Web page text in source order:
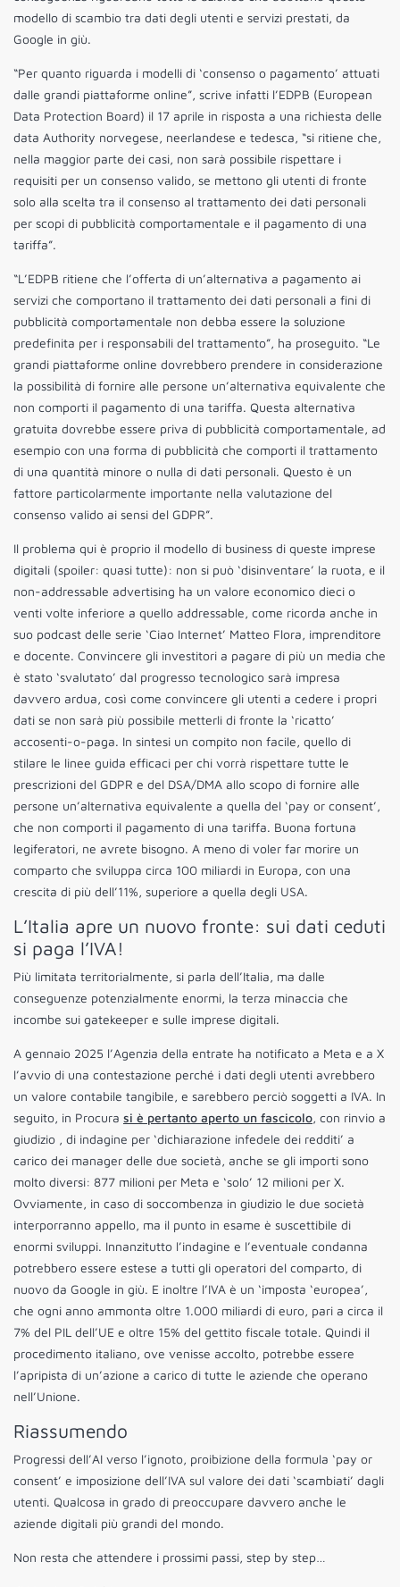
modello di scambio tra dati degli utenti e servizi prestati, da
Google in giù.
“Per quanto riguarda i modelli di ‘consenso o pagamento’ attuati
dalle grandi piattaforme online”, scrive infatti l’EDPB (European
Data Protection Board) il 17 aprile in risposta a una richiesta delle
data Authority norvegese, neerlandese e tedesca, “si ritiene che,
nella maggior parte dei casi, non sarà possibile rispettare i
requisiti per un consenso valido, se mettono gli utenti di fronte
solo alla scelta tra il consenso al trattamento dei dati personali
per scopi di pubblicità comportamentale e il pagamento di una
tariffa”.
“L’EDPB ritiene che l’offerta di un’alternativa a pagamento ai
servizi che comportano il trattamento dei dati personali a fini di
pubblicità comportamentale non debba essere la soluzione
predefinita per i responsabili del trattamento”, ha proseguito. “Le
grandi piattaforme online dovrebbero prendere in considerazione
la possibilità di fornire alle persone un’alternativa equivalente che
non comporti il pagamento di una tariffa. Questa alternativa
gratuita dovrebbe essere priva di pubblicità comportamentale, ad
esempio con una forma di pubblicità che comporti il trattamento
di una quantità minore o nulla di dati personali. Questo è un
fattore particolarmente importante nella valutazione del
consenso valido ai sensi del GDPR”.
Il problema qui è proprio il modello di business di queste imprese
digitali (spoiler: quasi tutte): non si può ‘disinventare’ la ruota, e il
non-addressable advertising ha un valore economico dieci o
venti volte inferiore a quello addressable, come ricorda anche in
suo podcast delle serie ‘Ciao Internet’ Matteo Flora, imprenditore
e docente. Convincere gli investitori a pagare di più un media che
è stato ‘svalutato’ dal progresso tecnologico sarà impresa
davvero ardua, così come convincere gli utenti a cedere i propri
dati se non sarà più possibile metterli di fronte la ‘ricatto’
accosenti-o-paga. In sintesi un compito non facile, quello di
stilare le linee guida efficaci per chi vorrà rispettare tutte le
prescrizioni del GDPR e del DSA/DMA allo scopo di fornire alle
persone un’alternativa equivalente a quella del ‘pay or consent’,
che non comporti il pagamento di una tariffa. Buona fortuna
legiferatori, ne avrete bisogno. A meno di voler far morire un
comparto che sviluppa circa 100 miliardi in Europa, con una
crescita di più dell’11%, superiore a quella degli USA.
L’Italia apre un nuovo fronte: sui dati ceduti
si paga l’IVA!
Più limitata territorialmente, si parla dell’Italia, ma dalle
conseguenze potenzialmente enormi, la terza minaccia che
incombe sui gatekeeper e sulle imprese digitali.
A gennaio 2025 l’Agenzia della entrate ha notificato a Meta e a X
l’avvio di una contestazione perché i dati degli utenti avrebbero
un valore contabile tangibile, e sarebbero perciò soggetti a IVA. In
seguito, in Procura si è pertanto aperto un fascicolo, con rinvio a
giudizio , di indagine per ‘dichiarazione infedele dei redditi’ a
carico dei manager delle due società, anche se gli importi sono
molto diversi: 877 milioni per Meta e ‘solo’ 12 milioni per X.
Ovviamente, in caso di soccombenza in giudizio le due società
interporranno appello, ma il punto in esame è suscettibile di
enormi sviluppi. Innanzitutto l’indagine e l’eventuale condanna
potrebbero essere estese a tutti gli operatori del comparto, di
nuovo da Google in giù. E inoltre l’IVA è un ‘imposta ‘europea’,
che ogni anno ammonta oltre 1.000 miliardi di euro, pari a circa il
7% del PIL dell’UE e oltre 15% del gettito fiscale totale. Quindi il
procedimento italiano, ove venisse accolto, potrebbe essere
l’apripista di un’azione a carico di tutte le aziende che operano
nell’Unione.
Riassumendo
Progressi dell’AI verso l’ignoto, proibizione della formula ‘pay or
consent’ e imposizione dell’IVA sul valore dei dati ‘scambiati’ dagli
utenti. Qualcosa in grado di preoccupare davvero anche le
aziende digitali più grandi del mondo.
Non resta che attendere i prossimi passi, step by step…